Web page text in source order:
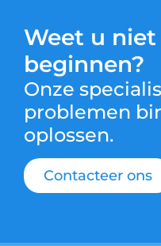
Weet u
beginnen?
Onze
problemen
oplossen.
Contacteer ons